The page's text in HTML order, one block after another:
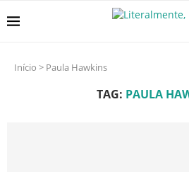
Início > Paula Hawkins
TAG: PAULA